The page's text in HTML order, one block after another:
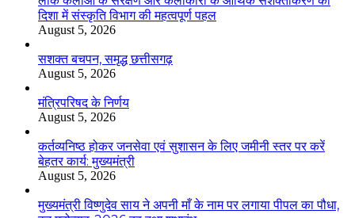
दिशा में संस्कृति विभाग की महत्वपूर्ण पहल
August 5, 2026
सशक्त बचपन, समृद्ध छत्तीसगढ़
August 5, 2026
मंत्रिपरिषद के निर्णय
August 5, 2026
कर्तव्यनिष्ठ होकर जनसेवा एवं सुशासन के लिए जमीनी स्तर पर करें
बेहतर कार्य: मुख्यमंत्री
August 5, 2026
मुख्यमंत्री विष्णुदेव साय ने अपनी माँ के नाम पर लगाया पीपल का पौधा,